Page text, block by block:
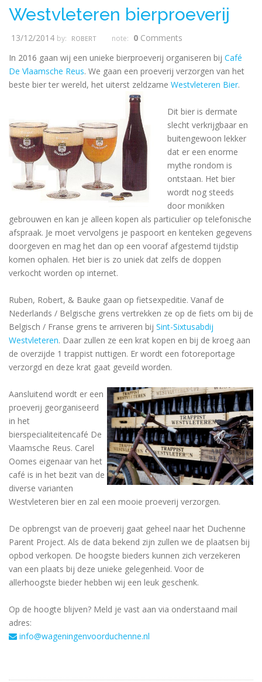
Westvleteren bierproeverij
13/12/2014 by: ROBERT note: 0 Comments
In 2016 gaan wij een unieke bierproeverij organiseren bij Café
De Vlaamsche Reus. We gaan een proeverij verzorgen van het
beste bier ter wereld, het uiterst zeldzame Westvleteren Bier.
Dit bier is dermate
slecht verkrijgbaar en
buitengewoon lekker
dat er een enorme
mythe rondom is
ontstaan. Het bier
wordt nog steeds
door monikken
gebrouwen en kan je alleen kopen als particulier op telefonische
afspraak. Je moet vervolgens je paspoort en kenteken gegevens
doorgeven en mag het dan op een vooraf afgestemd tijdstip
komen ophalen. Het bier is zo uniek dat zelfs de doppen
verkocht worden op internet.
Ruben, Robert, & Bauke gaan op fietsexpeditie. Vanaf de
Nederlands / Belgische grens vertrekken ze op de fiets om bij de
Belgisch / Franse grens te arriveren bij Sint-Sixtusabdij
Westvleteren. Daar zullen ze een krat kopen en bij de kroeg aan
de overzijde 1 trappist nuttigen. Er wordt een fotoreportage
verzorgd en deze krat gaat geveild worden.
Aansluitend wordt er een
proeverij georganiseerd
in het
bierspecialiteitencafé De
Vlaamsche Reus. Carel
Oomes eigenaar van het
café is in het bezit van de
diverse varianten
Westvleteren bier en zal een mooie proeverij verzorgen.
De opbrengst van de proeverij gaat geheel naar het Duchenne
Parent Project. Als de data bekend zijn zullen we de plaatsen bij
opbod verkopen. De hoogste bieders kunnen zich verzekeren
van een plaats bij deze unieke gelegenheid. Voor de
allerhoogste bieder hebben wij een leuk geschenk.
Op de hoogte blijven? Meld je vast aan via onderstaand mail
adres:
info@wageningenvoorduchenne.nl